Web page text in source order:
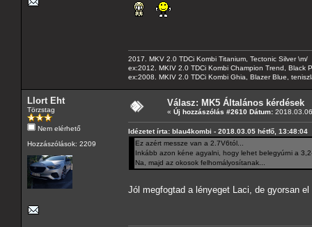
2017. MKV 2.0 TDCi Kombi Titanium, Tectonic Silver \m/
ex:2012. MKIV 2.0 TDCi Kombi Champion Trend, Black
ex:2008. MKIV 2.0 TDCi Kombi Ghia, Blazer Blue,
Llort Eht
Törzstag
Nem elérhető
Hozzászólások: 2209
Válasz: MK5 Általános kérdések
« Új hozzászólás #2610 Dátum:
Idézetet írta: blau4kombi - 2018.03.05 hétfő, 13:48:04
Ez azért messze van a 2.7V6tól...
Inkább azon kéne agyalni, hogy lehet belegyúrni a
Na, majd az okosok felhomályosítanak...
Jól megfogtad a lényeget Laci, de gyorsan